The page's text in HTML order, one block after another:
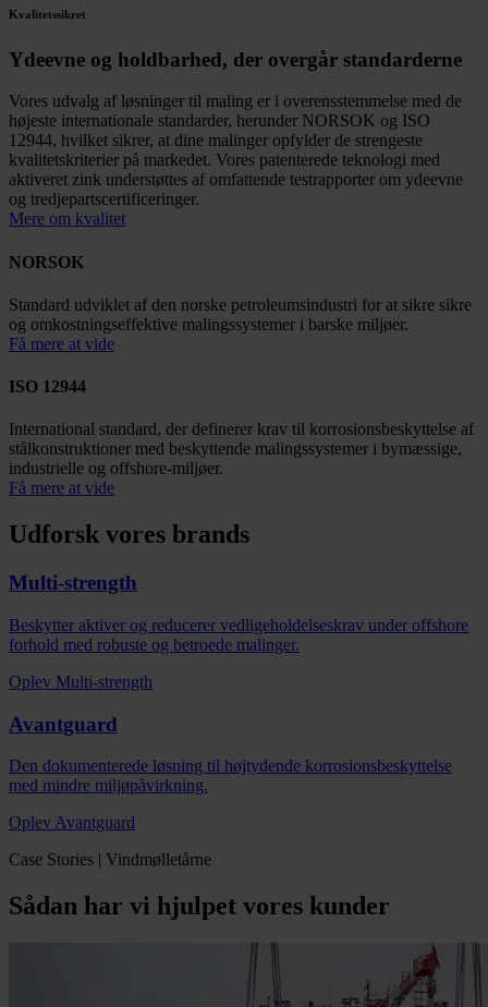
Kvalitetssikret
Ydeevne og holdbarhed, der overgår standarderne
Vores udvalg af løsninger til maling er i overensstemmelse med de
højeste internationale standarder, herunder NORSOK og ISO
12944, hvilket sikrer, at dine malinger opfylder de strengeste
kvalitetskriterier på markedet. Vores patenterede teknologi med
aktiveret zink understøttes af omfattende testrapporter om ydeevne
og tredjepartscertificeringer.
Mere om kvalitet
NORSOK
Standard udviklet af den norske petroleumsindustri for at sikre sikre
og omkostningseffektive malingssystemer i barske miljøer.
Få mere at vide
ISO 12944
International standard, der definerer krav til korrosionsbeskyttelse af
stålkonstruktioner med beskyttende malingssystemer i bymæssige,
industrielle og offshore-miljøer.
Få mere at vide
Udforsk vores brands
Multi-strength
Beskytter aktiver og reducerer vedligeholdelseskrav under offshore
forhold med robuste og betroede malinger.
Oplev Multi-strength
Avantguard
Den dokumenterede løsning til højtydende korrosionsbeskyttelse
med mindre miljøpåvirkning.
Oplev Avantguard
Case Stories | Vindmølletårne
Sådan har vi hjulpet vores kunder